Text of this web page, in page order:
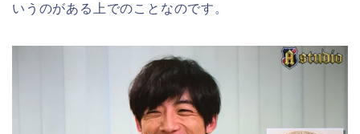
いうのがある上でのことなのです。